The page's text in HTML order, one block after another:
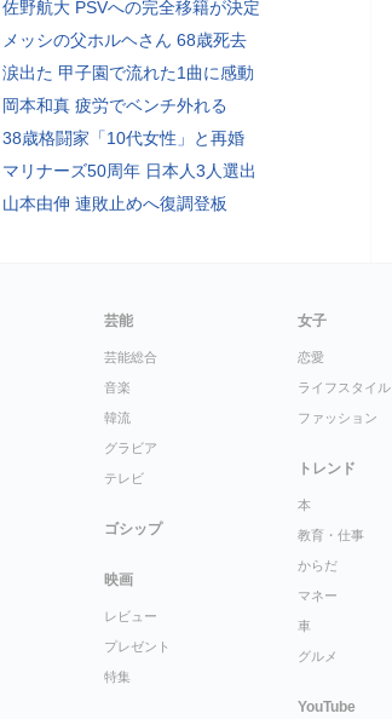
佐野航大 PSVへの完全移籍が決定
メッシの父ホルヘさん 68歳死去
涙出た 甲子園で流れた1曲に感動
岡本和真 疲労でベンチ外れる
38歳格闘家「10代女性」と再婚
マリナーズ50周年 日本人3人選出
山本由伸 連敗止めへ復調登板
芸能
芸能総合
音楽
韓流
グラビア
テレビ
ゴシップ
映画
レビュー
プレゼント
特集
女子
恋愛
ライフスタイル
ファッション
トレンド
本
教育・仕事
からだ
マネー
車
グルメ
YouTube